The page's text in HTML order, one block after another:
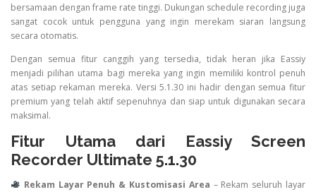
bersamaan dengan frame rate tinggi. Dukungan schedule recording juga
sangat cocok untuk pengguna yang ingin merekam siaran langsung
secara otomatis.
Dengan semua fitur canggih yang tersedia, tidak heran jika Eassiy
menjadi pilihan utama bagi mereka yang ingin memiliki kontrol penuh
atas setiap rekaman mereka. Versi 5.1.30 ini hadir dengan semua fitur
premium yang telah aktif sepenuhnya dan siap untuk digunakan secara
maksimal.
Fitur Utama dari Eassiy Screen
Recorder Ultimate 5.1.30
Rekam Layar Penuh & Kustomisasi Area – Rekam seluruh layar